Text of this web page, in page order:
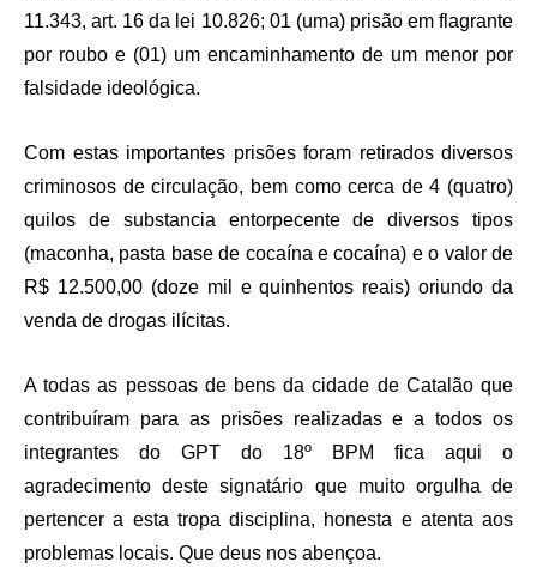
11.343, art. 16 da lei 10.826; 01 (uma) prisão em flagrante
por roubo e (01) um encaminhamento de um menor por
falsidade ideológica.
Com estas importantes prisões foram retirados diversos
criminosos de circulação, bem como cerca de 4 (quatro)
quilos de substancia entorpecente de diversos tipos
(maconha, pasta base de cocaína e cocaína) e o valor de
R$ 12.500,00 (doze mil e quinhentos reais) oriundo da
venda de drogas ilícitas.
A todas as pessoas de bens da cidade de Catalão que
contribuíram para as prisões realizadas e a todos os
integrantes do GPT do 18º BPM fica aqui o
agradecimento deste signatário que muito orgulha de
pertencer a esta tropa disciplina, honesta e atenta aos
problemas locais. Que deus nos abençoa.